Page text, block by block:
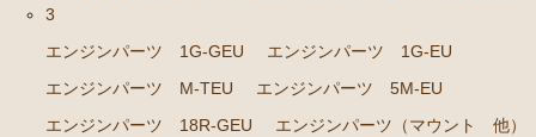
冷却パーツ（ポンプ サーモスタット ファン ファ
ンカップリング ホース類 など）
ブレーキパーツ（マスターシリンダー リペアキッ
3
エンジンパーツ 1G-GEU
エンジンパーツ 1G-EU
エンジンパーツ M-TEU
エンジンパーツ 5M-EU
エンジンパーツ 18R-GEU
エンジンパーツ（マウント 他）